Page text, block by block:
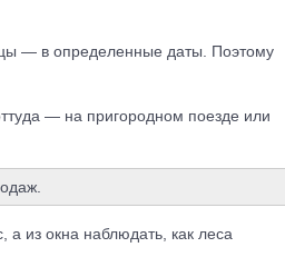
— в определенные даты. Поэтому
— на пригородном поезде или
а из окна наблюдать, как леса